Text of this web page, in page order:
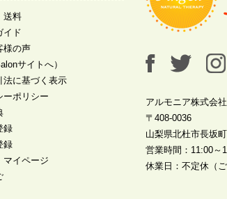
送料
イド
の声
サイトへ）
法に基づく表示
ーポリシー
録
録
マイページ
アルモニア株式会社
〒408-0036
山梨県北杜市長坂
営業時間：11:00～
休業日：不定休（